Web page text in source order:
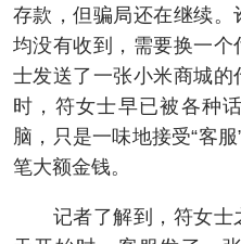
存款，但骗局还在继续
均没有收到，需要换一
士发送了一张小米商城
时，符女士早已被各种
脑，只是一味地接受“客
笔大额金钱。
记者了解到，符女士